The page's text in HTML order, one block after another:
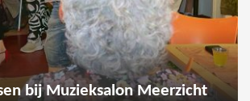
bij Muzieksalon Meerzicht